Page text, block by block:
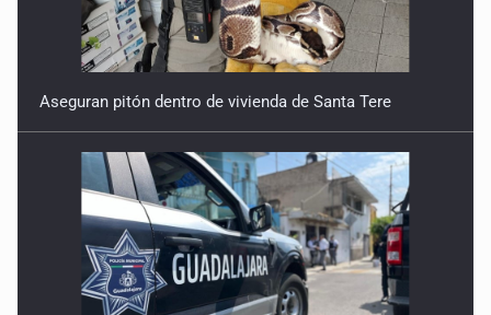
Aseguran pitón dentro de vivienda de Santa Tere